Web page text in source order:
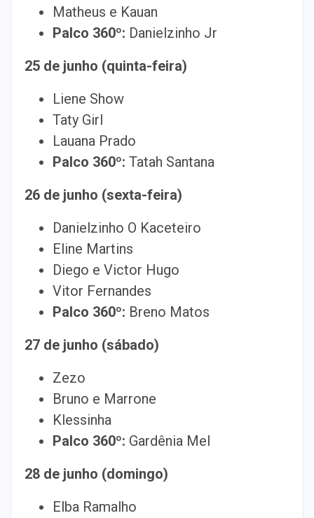
Matheus e Kauan
Palco 360º: Danielzinho Jr
25 de junho (quinta-feira)
Liene Show
Taty Girl
Lauana Prado
Palco 360º: Tatah Santana
26 de junho (sexta-feira)
Danielzinho O Kaceteiro
Eline Martins
Diego e Victor Hugo
Vitor Fernandes
Palco 360º: Breno Matos
27 de junho (sábado)
Zezo
Bruno e Marrone
Klessinha
Palco 360º: Gardênia Mel
28 de junho (domingo)
Elba Ramalho